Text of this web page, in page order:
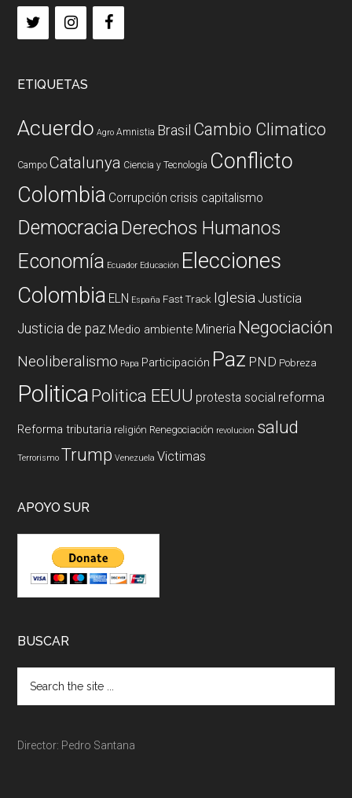
ETIQUETAS
Acuerdo Agro Amnistia Brasil Cambio Climatico
Campo Catalunya Ciencia y Tecnología Conflicto
Colombia Corrupción crisis capitalismo
DemocraciaDerechos Humanos
Economía Ecuador Educación Elecciones
Colombia ELN España Fast Track Iglesia Justicia
Justicia de paz Medio ambiente Mineria Negociación
Neoliberalismo Papa Participación Paz PND Pobreza
PoliticaPolitica EEUU protesta social reforma
Reforma tributaria religión Renegociación revolucion salud
Terrorismo Trump Venezuela Victimas
APOYO SUR
BUSCAR
Director: Pedro Santana